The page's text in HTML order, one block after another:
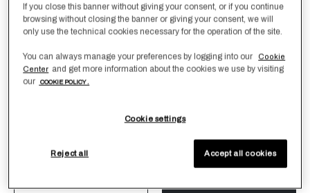
Farbe SavageBeige
Größe
Menge
If you close this banner without giving your consent, or if you continue
browsing without closing the banner or giving your consent, we will
only use the technical cookies necessary for the operation of the site.
You can always manage your preferences by logging into our
Cookie
Center and get more information about the cookies we use by visiting
our
COOKIE POLICY .
Cookie settings
Reject all Accept all cookies